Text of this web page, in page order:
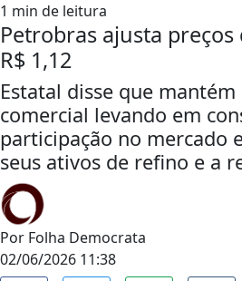
1 min de leitura
Petrobras ajusta preços
R$ 1,12
Estatal disse que
comercial levando em
participação no mercado
seus ativos de refino e a
Por Folha Democrata
02/06/2026 11:38